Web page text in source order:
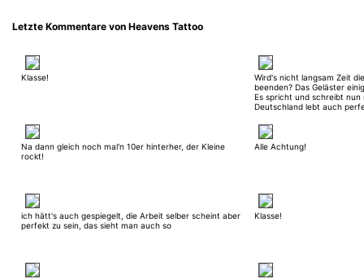
Letzte Kommentare von Heavens Tattoo
Klasse!
Wird's nicht langsam Zeit
beenden? Das Geläster
Es spricht und schreibt
Deutschland lebt auch
doch alles gesagt! Oder?
Na dann gleich noch mal'n 10er hinterher, der Kleine
rockt!
Alle Achtung!
ich hätt's auch gespiegelt, die Arbeit selber scheint aber
perfekt zu sein, das sieht man auch so
Klasse!